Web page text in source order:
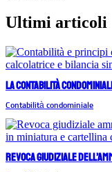
Ultimi articoli
La contabilità
Contabilità condominiale
Revoca giudiziale